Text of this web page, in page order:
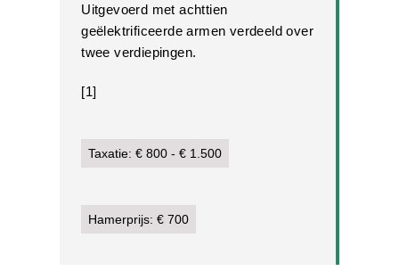
Uitgevoerd met achttien
geëlektrificeerde armen verdeeld over
twee verdiepingen.
[1]
Taxatie: € 800 - € 1.500
Hamerprijs: € 700